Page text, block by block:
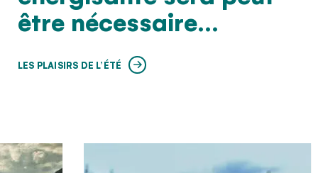
être nécessaire…
LES PLAISIRS DE L’ÉTÉ